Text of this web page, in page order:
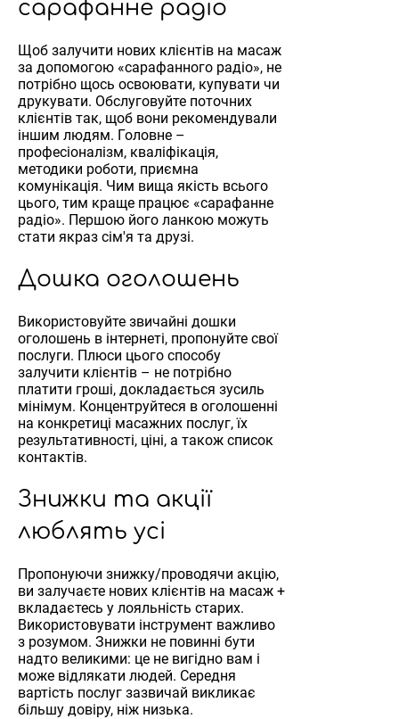
сарафанне радіо
Щоб залучити нових клієнтів на масаж
за допомогою «сарафанного радіо», не
потрібно щось освоювати, купувати чи
друкувати. Обслуговуйте поточних
клієнтів так, щоб вони рекомендували
іншим людям. Головне –
професіоналізм, кваліфікація,
методики роботи, приємна
комунікація. Чим вища якість всього
цього, тим краще працює «сарафанне
радіо». Першою його ланкою можуть
стати якраз сім'я та друзі.
Дошка оголошень
Використовуйте звичайні дошки
оголошень в інтернеті, пропонуйте свої
послуги. Плюси цього способу
залучити клієнтів – не потрібно
платити гроші, докладається зусиль
мінімум. Концентруйтеся в оголошенні
на конкретиці масажних послуг, їх
результативності, ціні, а також список
контактів.
Знижки та акції
люблять усі
Пропонуючи знижку/проводячи акцію,
ви залучаєте нових клієнтів на масаж +
вкладаєтесь у лояльність старих.
Використовувати інструмент важливо
з розумом. Знижки не повинні бути
надто великими: це не вигідно вам і
може відлякати людей. Середня
вартість послуг зазвичай викликає
більшу довіру, ніж низька.